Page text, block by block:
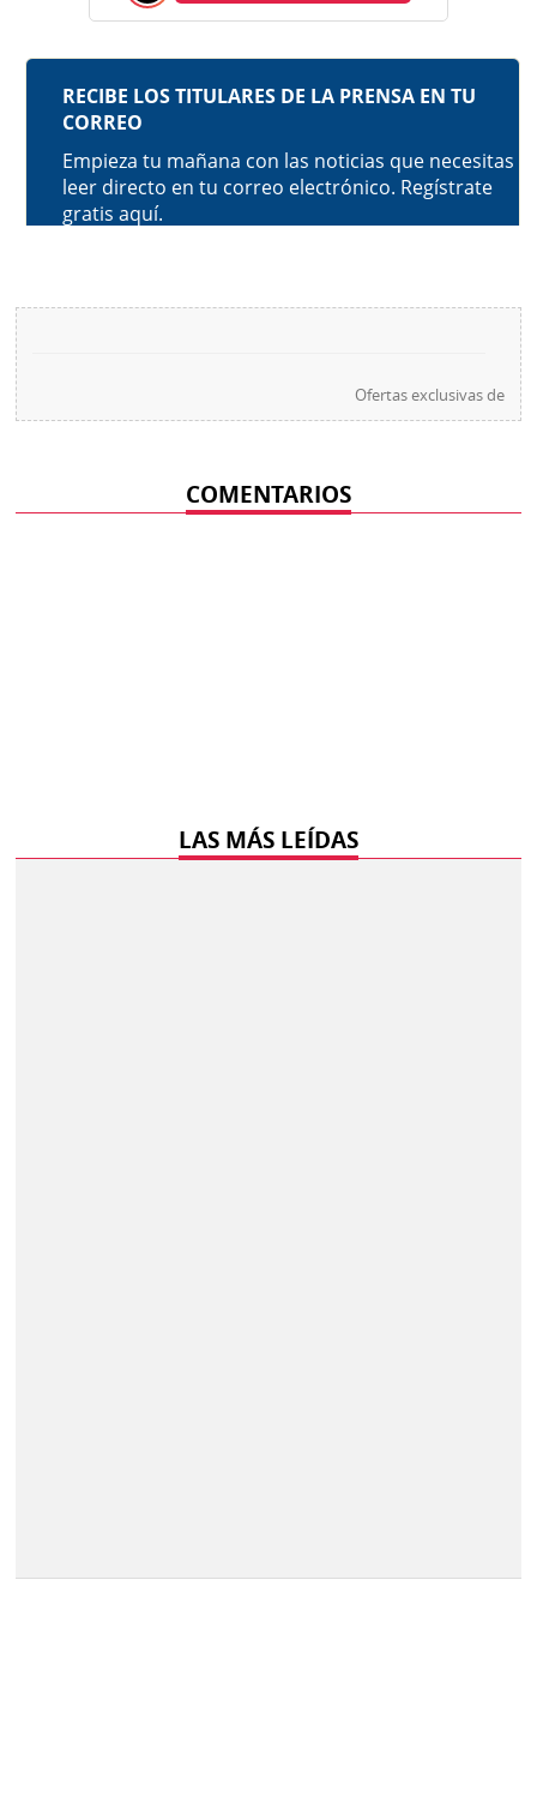
Ofertas exclusivas de
COMENTARIOS
LAS MÁS LEÍDAS